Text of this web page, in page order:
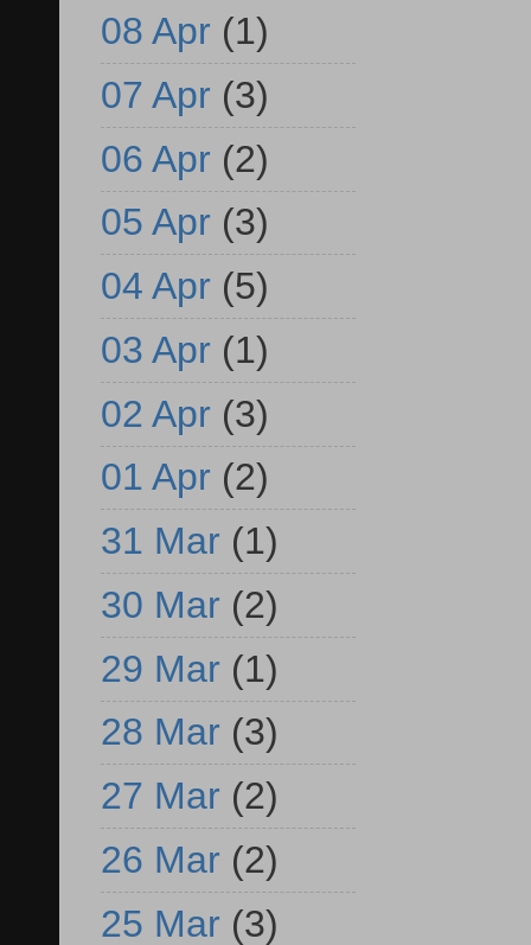
08 Apr (1)
07 Apr (3)
06 Apr (2)
05 Apr (3)
04 Apr (5)
03 Apr (1)
02 Apr (3)
01 Apr (2)
31 Mar (1)
30 Mar (2)
29 Mar (1)
28 Mar (3)
27 Mar (2)
26 Mar (2)
25 Mar (3)